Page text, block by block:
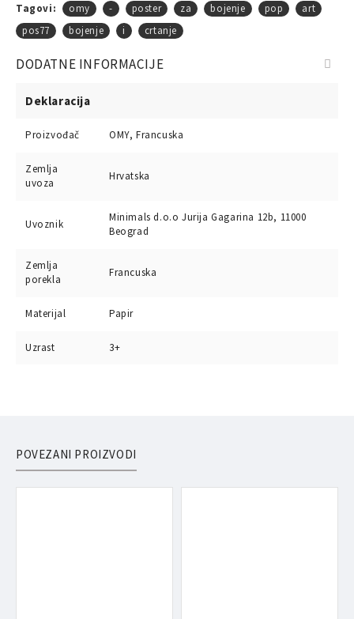
Tagovi: omy - poster za bojenje pop
art
pos77
bojenje i crtanje
DODATNE INFORMACIJE
Deklaracija
Proizvođač OMY, Francuska
Zemlja
uvoza
Hrvatska
Uvoznik
Minimals d.o.o Jurija Gagarina 12b, 11000
Beograd
Zemlja
porekla
Francuska
Materijal Papir
Uzrast 3+
POVEZANI PROIZVODI